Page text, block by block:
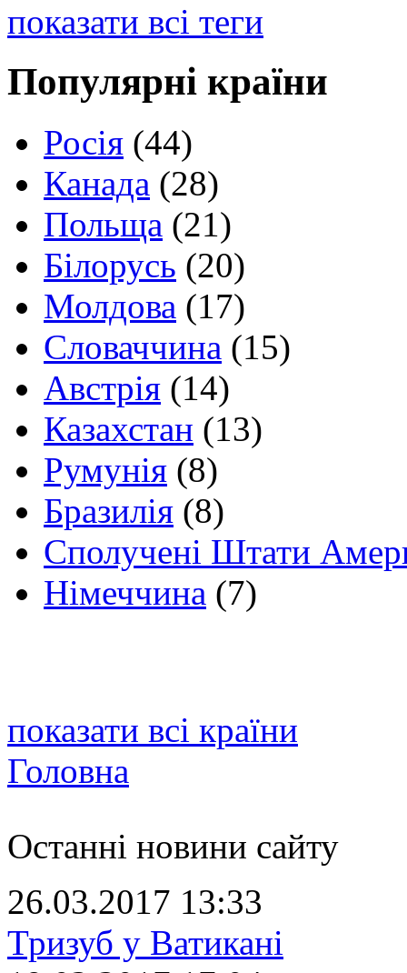
показати всі теги
Популярні країни
Росія (44)
Канада (28)
Польща (21)
Білорусь (20)
Молдова (17)
Словаччина (15)
Австрія (14)
Казахстан (13)
Румунія (8)
Бразилія (8)
Сполучені Штати
Німеччина (7)
показати всі країни
Головна
Останні новини сайту
26.03.2017 13:33
Тризуб у Ватикані